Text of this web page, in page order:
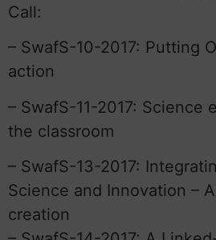
Call:
– SwafS-10-2017: Putting
action
– SwafS-11-2017: Science
the classroom
– SwafS-13-2017:
Science and Innovation –
creation